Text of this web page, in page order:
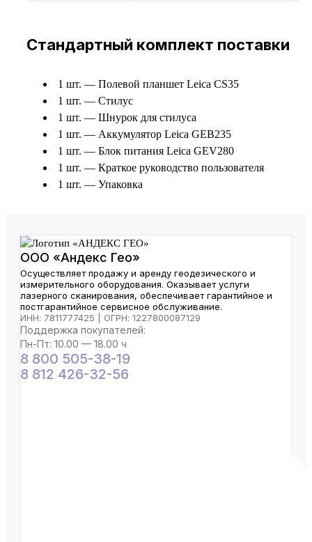
Стандартный комплект поставки
1 шт. — Полевой планшет Leica CS35
1 шт. — Стилус
1 шт. — Шнурок для стилуса
1 шт. — Аккумулятор Leica GEB235
1 шт. — Блок питания Leica GEV280
1 шт. — Краткое руководство пользователя
1 шт. — Упаковка
ООО «Андекс Гео»
Осуществляет продажу и аренду геодезического и
измерительного оборудования. Оказывает услуги
лазерного сканирования, обеспечивает гарантийное и
постгарантийное сервисное обслуживание.
ИНН: 7811777425 | ОГРН: 1227800087129
Поддержка покупателей:
Пн-Пт: 10.00 — 18.00 ч
8 800 505-38-19
8 812 426-32-56